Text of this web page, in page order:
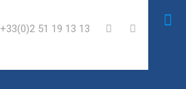
+33(0)2 51 19 13 13